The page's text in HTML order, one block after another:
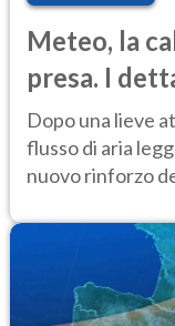
Meteo, la
presa. I
Dopo una lieve
flusso di aria
nuovo rinforzo